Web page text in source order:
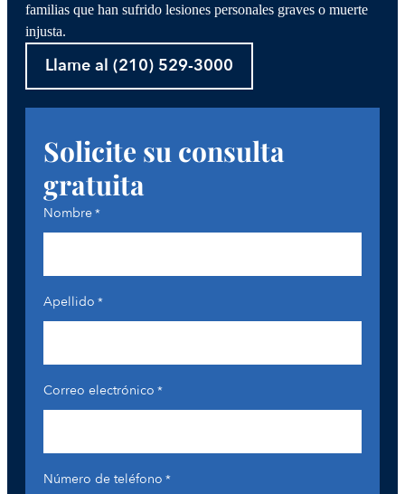
familias que han sufrido lesiones personales graves o muerte
injusta.
Llame al (210) 529-3000
Solicite su consulta
gratuita
Nombre*
Apellido *
Correo electrónico *
Número de teléfono *